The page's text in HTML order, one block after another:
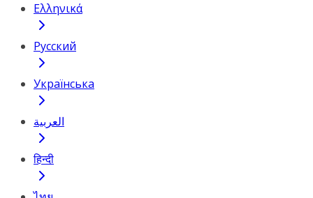
Ελληνικά
Русский
Українська
العربية
हिन्दी